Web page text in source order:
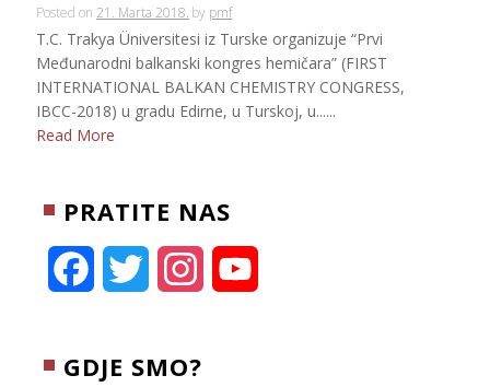
Posted on 21. Marta 2018. by pmf
T.C. Trakya Üniversitesi iz Turske organizuje “Prvi
Međunarodni balkanski kongres hemičara” (FIRST
INTERNATIONAL BALKAN CHEMISTRY CONGRESS,
IBCC-2018) u gradu Edirne, u Turskoj, u......
Read More
PRATITE NAS
c
i
GDJE SMO?